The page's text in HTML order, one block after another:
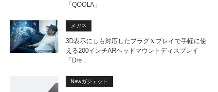
「QOOLA」
メガネ
3D表示にしも対応したプラグ＆プレイで手軽に使
える200インチARヘッドマウントディスプレイ
「Dre…
Newガジェット